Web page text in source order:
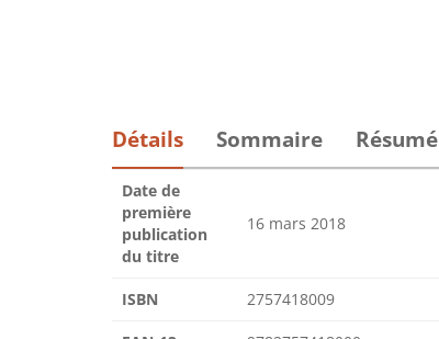
Détails Sommaire Résumé
Date de
première
publication
du titre
16 mars 2018
ISBN 2757418009